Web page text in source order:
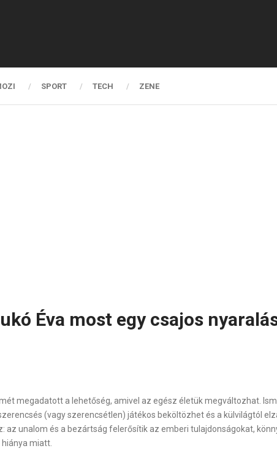
SPORT TECH ZENE
Éva most egy csajos
megadatott a lehetőség, amivel az egész életük megváltozhat.
(vagy szerencsétlen) játékos beköltözhet és a külvilágtól
unalom és a bezártság felerősítik az emberi tulajdonságokat,
miatt.